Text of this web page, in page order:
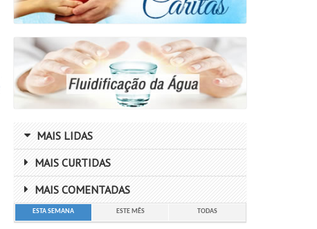
MAIS LIDAS
MAIS CURTIDAS
MAIS COMENTADAS
ESTA SEMANA ESTE MÊS TODAS